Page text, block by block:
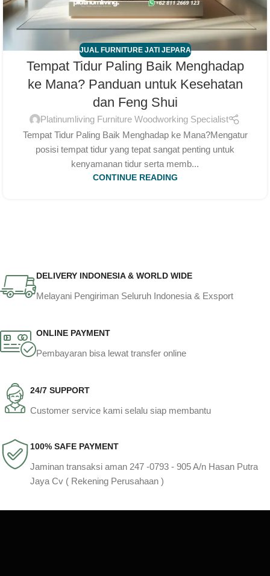
JUAL FURNITURE JATI JEPARA
Tempat Tidur Paling Baik Menghadap
ke Mana? Panduan untuk Kesehatan
dan Feng Shui
Platinumliving Furniture Woodworking Specialist
Tempat Tidur Paling Baik Menghadap ke Mana?Mengatur
posisi tempat tidur yang tepat sangat penting untuk
kenyamanan tidur serta memb...
CONTINUE READING
DELIVERY INDONESIA & WORLD WIDE
Melayani Pengiriman Seluruh Indonesia & Exsport
ONLINE PAYMENT
Pembayaran bisa lewat transfer online
24/7 SUPPORT
Customer service kami selalu siap membantu
100% SAFE PAYMENT
Jaminan transaksi aman 247 -0793 - 905 A/n Hasan Putra
Jaya Cv ( Rekening Perusahaan )